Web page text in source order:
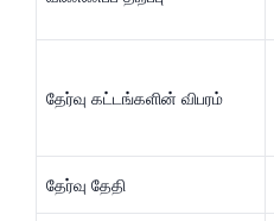
தேர்வு கட்டங்களின் விபரம்
தேர்வு தேதி